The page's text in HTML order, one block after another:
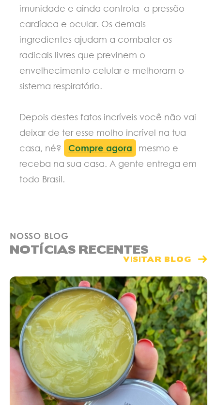
imunidade e ainda controla a pressão
cardíaca e ocular. Os demais
ingredientes ajudam a combater os
radicais livres que previnem o
envelhecimento celular e melhoram o
sistema respiratório.
Depois destes fatos incríveis você não vai
deixar de ter esse molho incrível na tua
casa, né?
Compre agora
mesmo e
receba na sua casa. A gente entrega em
todo Brasil.
NOSSO BLOG
NOTÍCIAS RECENTES
VISITAR BLOG